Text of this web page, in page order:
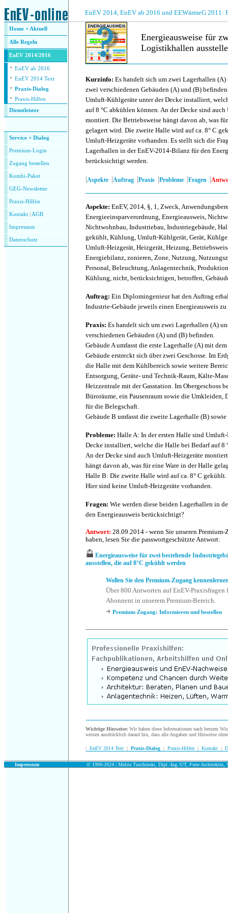
EnEV 2014, EnEV ab 2016 und EEWärmeG 2011:
Home + Aktuell
Alle Regeln
EnEV 2014/2016
· EnEV ab 2016
· EnEV 2014 Text
· Praxis-Dialog
· Praxis-Hilfen
Dienstleister
Service + Dialog
Premium-Login
Zugang bestellen
Kombi-Paket
GEG-Newsletter
Praxis-Hilfen
Kontakt AGB
Impressum
Datenschutz
Energieausweise für
Logistikhallen
Kurzinfo: Es handelt sich um zwei Lagerhallen
zwei verschiedenen Gebäuden (A) und (B)
Umluft-Kühlgeräte unter der Decke installiert,
auf 8 °C abkühlen können. An der Decke sind
montiert. Die Betriebsweise hängt davon ab, was
gelagert wird. Die zweite Halle wird auf ca. 8° C
Umluft-Heizgeräte vorhanden. Es stellt sich die
Lagerhallen in der EnEV-2014-Bilanz für den
berücksichtigt werden.
|Aspekte |Auftrag |Praxis |Probleme |Fragen |
Aspekte: EnEV, 2014, §, 1, Zweck,
Energieeinsparverordnung, Energieausweis,
Nichtwohnbau, Industriebau, Industriegebäude,
gekühlt, Kühlung, Umluft-Kühlgerät, Gerät,
Umluft-Heizgerät, Heizgerät, Heizung,
Energiebilanz, zonieren, Zone, Nutzung,
Personal, Beleuchtung, Anlagentechnik,
Kühlung, nicht, berücksichtigen, betroffen,
Auftrag: Ein Diplomingenieur hat den Auftrag
Industrie-Gebäude jeweils einen Energieausweis
Praxis: Es handelt sich um zwei Lagerhallen (A)
verschiedenen Gebäuden (A) und (B) befinden.
Gebäude A umfasst die erste Lagerhalle (A) mit
Gebäude erstreckt sich über zwei Geschosse. Im
die Halle mit dem Kühlbereich sowie weitere
Entsorgung, Geräte- und Technik-Raum, Kälte-
Heizzentrale mit der Gasstation. Im Obergeschoss
Büroräume, ein Pausenraum sowie die Umkleiden,
für die Belegschaft.
Gebäude B umfasst die zweite Lagerhalle (B)
Probleme: Halle A: In der ersten Halle sind
Decke installiert, welche die Halle bei Bedarf auf 8
An der Decke sind auch Umluft-Heizgeräte
hängt davon ab, was für eine Ware in der Halle
Halle B: Die zweite Halle wird auf ca. 8° C gekühlt.
Hier sind keine Umluft-Heizgeräte vorhanden.
Fragen: Wie werden diese beiden Lagerhallen in
den Energieausweis berücksichtigt?
Antwort: 28.09.2014 - wenn Sie unseren
haben, lesen Sie die passwortgeschützte Antwort:
Energieausweise für zwei bestehende
ausstellen, die auf 8°C gekühlt werden
Wollen Sie den Premium-Zugang
Über 800 Antworten auf EnEV-Praxisfragen
Abonnent in unserem Premium-Bereich.
Premium-Zugang: Informieren und bestellen
Wichtige Hinweise: Wir haben diese Informationen nach bestem
weisen ausdrücklich darauf hin, dass alle Angaben und Hinweise
| EnEV 2014 Text | Praxis-Dialog | Praxis-Hilfen | Kontakt |
Impressum © 1999-2024 | Melita Tuschinski, Dipl.-Ing./UT, Freie Architektin,